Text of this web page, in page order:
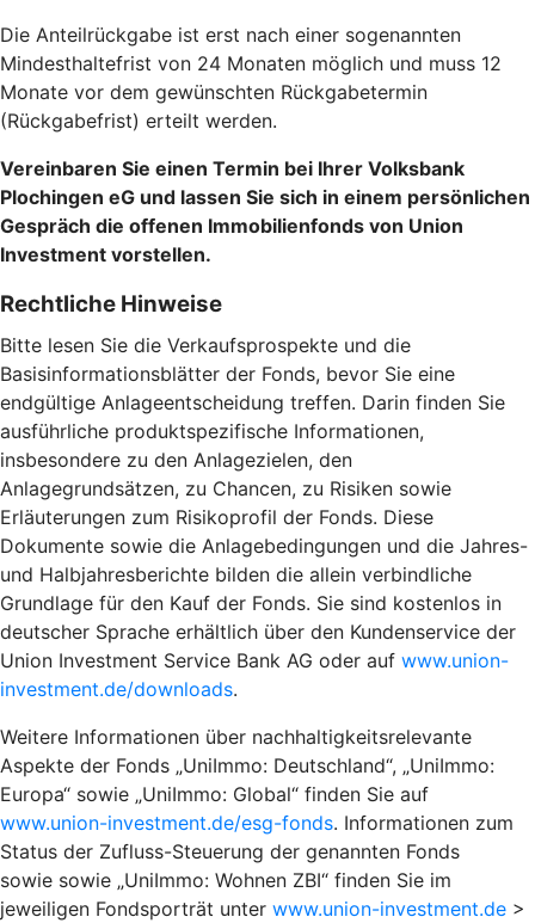
Die Anteilrückgabe ist erst nach einer sogenannten
Mindesthaltefrist von 24 Monaten möglich und muss 12
Monate vor dem gewünschten Rückgabetermin
(Rückgabefrist) erteilt werden.
Vereinbaren Sie einen Termin bei Ihrer Volksbank
Plochingen eG und lassen Sie sich in einem persönlichen
Gespräch die offenen Immobilienfonds von Union
Investment vorstellen.
Rechtliche Hinweise
Bitte lesen Sie die Verkaufsprospekte und die
Basisinformationsblätter der Fonds, bevor Sie eine
endgültige Anlageentscheidung treffen. Darin finden Sie
ausführliche produktspezifische Informationen,
insbesondere zu den Anlagezielen, den
Anlagegrundsätzen, zu Chancen, zu Risiken sowie
Erläuterungen zum Risikoprofil der Fonds. Diese
Dokumente sowie die Anlagebedingungen und die Jahres-
und Halbjahresberichte bilden die allein verbindliche
Grundlage für den Kauf der Fonds. Sie sind kostenlos in
deutscher Sprache erhältlich über den Kundenservice der
Union Investment Service Bank AG oder auf www.union-
investment.de/downloads.
Weitere Informationen über nachhaltigkeitsrelevante
Aspekte der Fonds „UniImmo: Deutschland“, „UniImmo:
Europa“ sowie „UniImmo: Global“ finden Sie auf
www.union-investment.de/esg-fonds. Informationen zum
Status der Zufluss-Steuerung der genannten Fonds
sowie sowie „UniImmo: Wohnen ZBI“ finden Sie im
jeweiligen Fondsporträt unter www.union-investment.de >